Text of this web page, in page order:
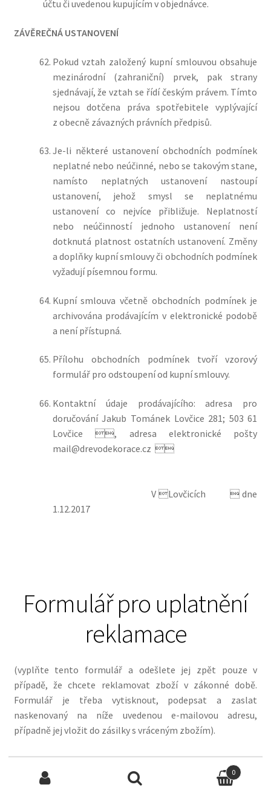
účtu či uvedenou kupujícím v objednávce.
ZÁVĚREČNÁ USTANOVENÍ
Pokud vztah založený kupní smlouvou obsahuje
mezinárodní (zahraniční) prvek, pak strany
sjednávají, že vztah se řídí českým právem. Tímto
nejsou dotčena práva spotřebitele vyplývající
z obecně závazných právních předpisů.
Je-li některé ustanovení obchodních podmínek
neplatné nebo neúčinné, nebo se takovým stane,
namísto neplatných ustanovení nastoupí
ustanovení, jehož smysl se neplatnému
ustanovení co nejvíce přibližuje. Neplatností
nebo neúčinností jednoho ustanovení není
dotknutá platnost ostatních ustanovení. Změny
a doplňky kupní smlouvy či obchodních podmínek
vyžadují písemnou formu.
Kupní smlouva včetně obchodních podmínek je
archivována prodávajícím v elektronické podobě
a není přístupná.
Přílohu obchodních podmínek tvoří vzorový
formulář pro odstoupení od kupní smlouvy.
Kontaktní údaje prodávajícího: adresa pro
doručování Jakub Tománek Lovčice 281; 503 61
Lovčice , adresa elektronické pošty
mail@drevodekorace.cz 
V Lovčicích  dne
1.12.2017
Formulář pro uplatnění
reklamace
(vyplňte tento formulář a odešlete jej zpět pouze v
případě, že chcete reklamovat zboží v zákonné době.
Formulář je třeba vytisknout, podepsat a zaslat
naskenovaný na níže uvedenou e-mailovou adresu,
případně jej vložit do zásilky s vráceným zbožím).
Adresát
Internetový obchod: www.drevodekorace.cz
0